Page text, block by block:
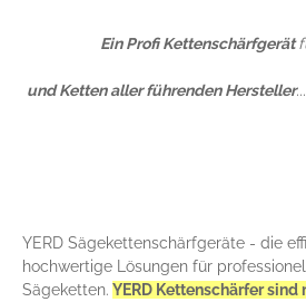
Ein Profi Kettenschärfgerät
und Ketten aller führenden Hersteller
YERD Sägekettenschärfgeräte - die
hochwertige Lösungen für
Sägeketten. YERD Kettenschärfer